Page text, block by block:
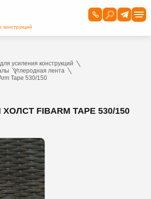
усиления конструкций
Углеродная лента
Tape 530/150
FIBARM TAPE 530/150